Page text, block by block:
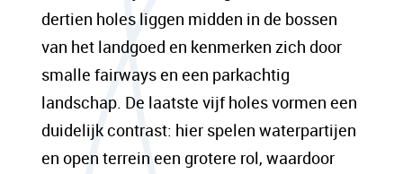
dertien holes liggen midden in de bossen
van het landgoed en kenmerken zich door
smalle fairways en een parkachtig
landschap. De laatste vijf holes vormen een
duidelijk contrast: hier spelen waterpartijen
en open terrein een grotere rol, waardoor